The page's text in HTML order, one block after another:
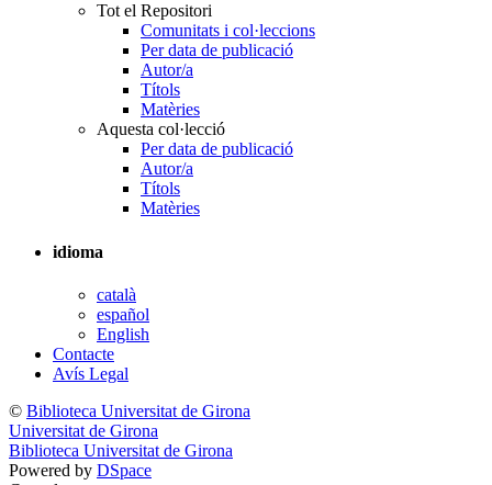
Tot el Repositori
Comunitats i col·leccions
Per data de publicació
Autor/a
Títols
Matèries
Aquesta col·lecció
Per data de publicació
Autor/a
Títols
Matèries
idioma
català
español
English
Contacte
Avís Legal
© Biblioteca Universitat de Girona
Universitat de Girona
Biblioteca Universitat de Girona
Powered by DSpace